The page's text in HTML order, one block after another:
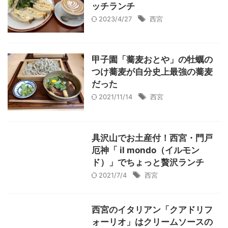
ッチランチ
2023/4/27 西宮
甲子園「蕎麦おとや」の牡蠣の
つけ蕎麦が自分史上最強の蕎麦
だった
2021/11/14 西宮
具沢山でお土産付！西宮・門戸
厄神「 il mondo（イルモン
ド）」でちょっと贅沢ランチ
2021/7/4 西宮
西宮のイタリアン「クアドリフ
ォーリオ」はクリームソースの